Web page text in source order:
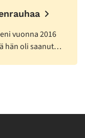
vuonna 2016
hän oli saanut…